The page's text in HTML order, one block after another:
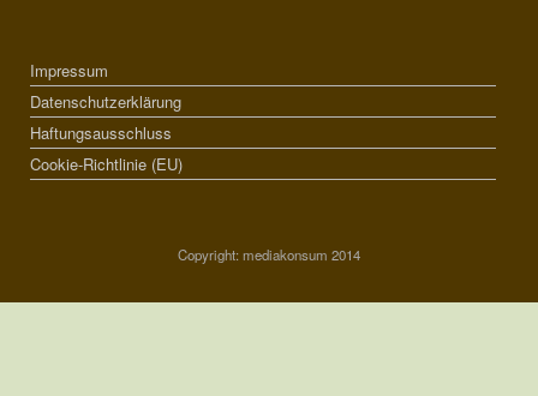
Impressum
Datenschutzerklärung
Haftungsausschluss
Cookie-Richtlinie (EU)
Copyright: mediakonsum 2014